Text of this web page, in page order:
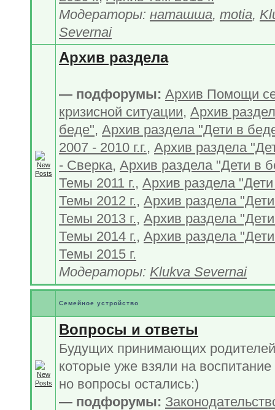
Модераторы: наташша, motia,
Severnai
Архив раздела
— подфорумы: Архив Помощи
кризисной ситуации, Архив
беде", Архив раздела "Дети в
2007 - 2010 г.г., Архив раздела
- Сверка, Архив раздела "Дети в
Темы 2011 г., Архив раздела
Темы 2012 г., Архив раздела
Темы 2013 г., Архив раздела
Темы 2014 г., Архив раздела
Темы 2015 г.
Модераторы: Klukva Severnai
Семейное устройство
Вопросы и ответы
Будущих принимающих
которые уже взяли на воспитание
но вопросы остались:)
— подфорумы: